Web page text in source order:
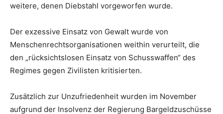
weitere, denen Diebstahl vorgeworfen wurde.
Der exzessive Einsatz von Gewalt wurde von
Menschenrechtsorganisationen weithin verurteilt, die
den „rücksichtslosen Einsatz von Schusswaffen“ des
Regimes gegen Zivilisten kritisierten.
Zusätzlich zur Unzufriedenheit wurden im November
aufgrund der Insolvenz der Regierung Bargeldzuschüsse